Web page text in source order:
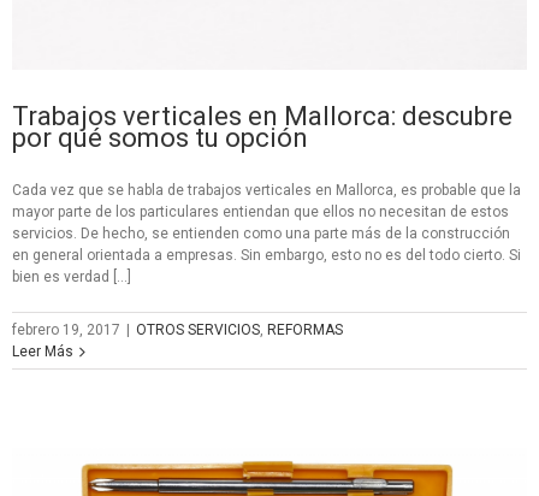
Trabajos verticales en Mallorca: descubre
por qué somos tu opción
Cada vez que se habla de trabajos verticales en Mallorca, es probable que la
mayor parte de los particulares entiendan que ellos no necesitan de estos
servicios. De hecho, se entienden como una parte más de la construcción
en general orientada a empresas. Sin embargo, esto no es del todo cierto. Si
bien es verdad […]
febrero 19, 2017 | OTROS SERVICIOS REFORMAS
Leer Más